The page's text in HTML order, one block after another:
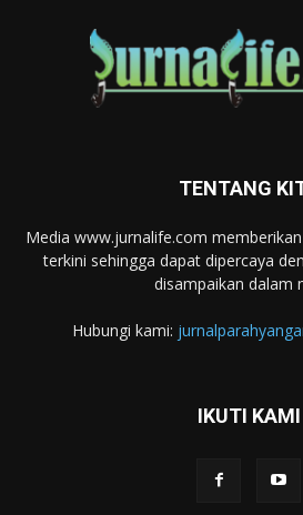
TENTANG
Media www.jurnalife.com
terkini sehingga dapat dipercaya
disampaikan dalam
Hubungi kami:
IKUTI KAMI